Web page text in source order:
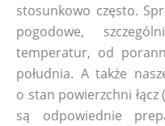
stosunkowo często.
pogodowe,
temperatur, od
południa. A także
o stan powierzchni
są odpowiednie